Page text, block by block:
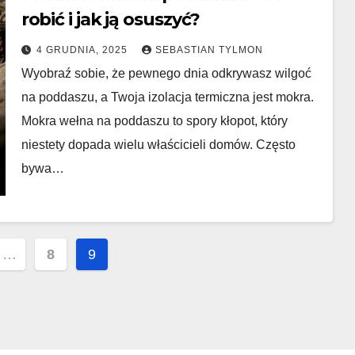
robić i jak ją osuszyć?
4 GRUDNIA, 2025 SEBASTIAN TYLMON
Wyobraź sobie, że pewnego dnia odkrywasz wilgoć
na poddaszu, a Twoja izolacja termiczna jest mokra.
Mokra wełna na poddaszu to spory kłopot, który
niestety dopada wielu właścicieli domów. Często
bywa…
… 8 9